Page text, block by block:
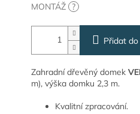
MONTÁŽ
?
Přidat do
Zahradní dřevěný domek
m), výška domku 2,3 m.
Kvalitní zpracování.